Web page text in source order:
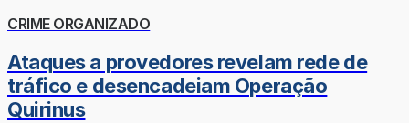
CRIME ORGANIZADO
Ataques a provedores revelam rede de
tráfico e desencadeiam Operação
Quirinus